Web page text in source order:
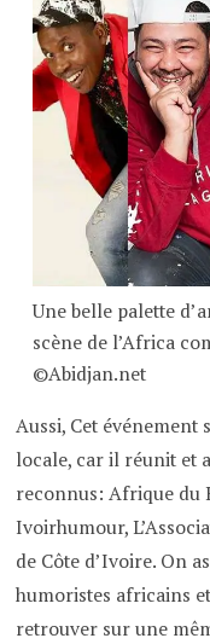
Une belle palette
scène de l’Africa
©Abidjan.net
Aussi, Cet événement
locale, car il réunit et
reconnus: Afrique du
Ivoirhumour,
de Côte d’Ivoire. On
humoristes africains
retrouver sur une